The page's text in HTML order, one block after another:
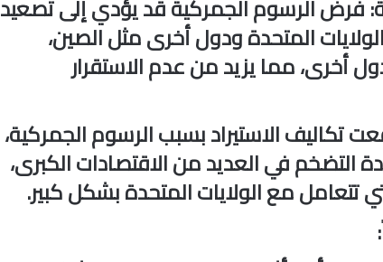
: فرض الرسوم الجمركية قد يؤدي إلى تصعيد
الولايات المتحدة ودول أخرى مثل الصين،
أخرى، مما يزيد من عدم الاستقرار
تكاليف الاستيراد بسبب الرسوم الجمركية،
التضخم في العديد من الاقتصادات الكبرى،
تتعامل مع الولايات المتحدة بشكل كبير.